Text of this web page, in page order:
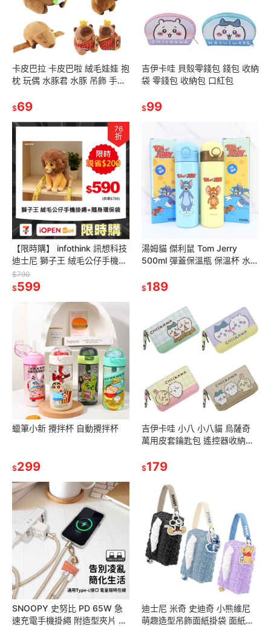
卡皮巴拉 卡皮巴啦 絨毛娃娃 抱
枕 玩偶 水豚君 水豚 吊飾 手環
$69
吉伊卡哇 貝殼零錢包 錢包 收納
袋 零錢包 收納包 口紅包
$99
76
折
【限時購】 infothink 訊想科技
迪士尼 獅子王 絨毛公仔手機背
夾+隨身環保袋 娃娃 手機頸掛
繩 手機掛繩
$790
$599
湯姆貓 傑利鼠 Tom Jerry
500ml 彈蓋保溫瓶 保溫杯 水壺
$189
蠟筆小新 攪拌杯 自動攪拌杯
$299
吉伊卡哇 小八 小八貓 烏薩奇
萬用皮套鑰匙包 遙控器收納包
$179
SNOOPY 史努比 PD 65W 急
速充電手機掛繩 附造型夾片 手
迪士尼 米奇 史迪奇 小熊維尼
萌趣造型吊飾面紙掛袋 面紙套